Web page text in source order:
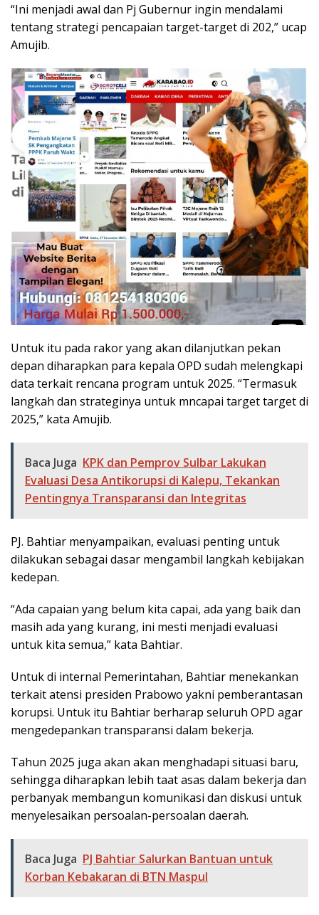
“Ini menjadi awal dan Pj Gubernur ingin mendalami
tentang strategi pencapaian target-target di 202,” ucap
Amujib.
Untuk itu pada rakor yang akan dilanjutkan pekan
depan diharapkan para kepala OPD sudah melengkapi
data terkait rencana program untuk 2025. “Termasuk
langkah dan strateginya untuk mncapai target target di
2025,” kata Amujib.
Baca Juga KPK dan Pemprov Sulbar Lakukan
Evaluasi Desa Antikorupsi di Kalepu, Tekankan
Pentingnya Transparansi dan Integritas
PJ. Bahtiar menyampaikan, evaluasi penting untuk
dilakukan sebagai dasar mengambil langkah kebijakan
kedepan.
“Ada capaian yang belum kita capai, ada yang baik dan
masih ada yang kurang, ini mesti menjadi evaluasi
untuk kita semua,” kata Bahtiar.
Untuk di internal Pemerintahan, Bahtiar menekankan
terkait atensi presiden Prabowo yakni pemberantasan
korupsi. Untuk itu Bahtiar berharap seluruh OPD agar
mengedepankan transparansi dalam bekerja.
Tahun 2025 juga akan akan menghadapi situasi baru,
sehingga diharapkan lebih taat asas dalam bekerja dan
perbanyak membangun komunikasi dan diskusi untuk
menyelesaikan persoalan-persoalan daerah.
Baca Juga PJ Bahtiar Salurkan Bantuan untuk
Korban Kebakaran di BTN Maspul